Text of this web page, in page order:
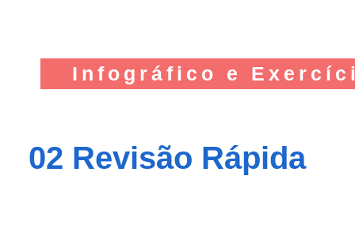
Infográfico e
02 Revisão Rápida